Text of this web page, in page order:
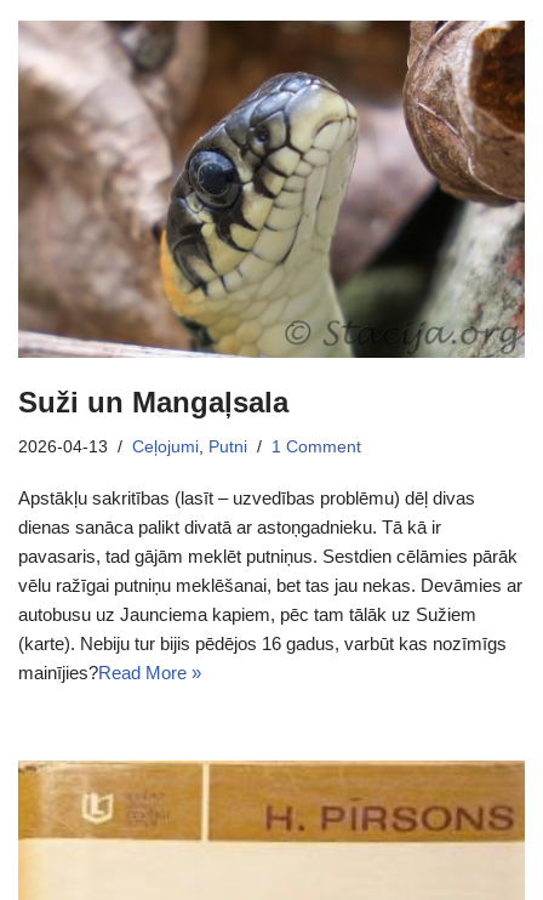
Suži un Mangaļsala
2026-04-13 Ceļojumi, Putni 1 Comment
Apstākļu sakritības (lasīt – uzvedības problēmu) dēļ divas
dienas sanāca palikt divatā ar astoņgadnieku. Tā kā ir
pavasaris, tad gājām meklēt putniņus. Sestdien cēlāmies pārāk
vēlu ražīgai putniņu meklēšanai, bet tas jau nekas. Devāmies ar
autobusu uz Jaunciema kapiem, pēc tam tālāk uz Sužiem
(karte). Nebiju tur bijis pēdējos 16 gadus, varbūt kas nozīmīgs
mainījies?Read More »